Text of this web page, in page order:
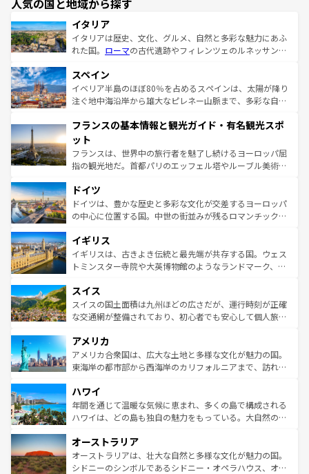
人気の国と地域から探す
イタリア
イタリアは歴史、文化、グルメ、自然と多彩な魅力にあふ
れた国。 ローマの古代遺跡やフィレンツェのルネッサンス
ろん、トスカーナの美しい田園風景やアマルフィ海岸の絶
景など、自然景観も見逃せない。観光の合間には、本場の
ピザやパスタなど、絶品のイタリア料理を堪能することも
ませてくれるイタリアで、忘れられない旅をしてみよう！
なお、新着のイタリア情報は
しい。
スペイン
イベリア半島のほぼ80％を占めるスペインは、太陽が降り
注ぐ地中海沿岸から雄大なピレネー山脈まで、多彩な自然
文化が根付くこの国では、情熱的なフラメンコ、熱気あふ
れる闘牛、そして美味しいタパスが生活の一部となってい
る。首都マドリードの洗練された雰囲気や、バルセロナの
アートに溢れた街角から、地方では古代ローマ遺跡や中世
せる。地方によって風土や気候が異なるスペインはその個
性で訪れる人を魅了する。 なお、新着のスペイン情報は コ
ンテンツ一覧を参照してほしい。
フランスの基本情報と観光ガイド・有名観光スポ
ット
フランスは、世界中の旅行者を魅了し続けるヨーロッパ屈
指の観光地だ。首都パリのエッフェル塔やルーブル美術館
で、幅広い魅力が詰まっている。華麗な宮殿、歴史的な大
聖堂、美しいビーチ、そして豊かな自然が、訪れる者を心
から魅了する。また、フランスは美食の国としても知ら
いる。シャンパンの発祥地であるランス、プロヴァンスの
香り高いラベンダー畑など、多彩な楽しみ方が可能だ。さ
らに、パリ以外の地域にも魅力が溢れており、どの街角に
れる地方に足を運ぶとそれぞれで全く異なる文化を体験で
きるだろう。 なお、新着のフランス情報はコンテンツ一覧
を参照してほしい。
ドイツ
ドイツは、豊かな歴史と多彩な文化が交差するヨーロッパ
の中心に位置する国。中世の街並みが残るロマンチック街
顔を持つこの国は、どこを歩いても飽きることがない。ベ
ルリンの文化的活気、バイエルン州のアルプスの絶景、そ
してライン川沿いのワイン畑といった風景は必見。ビール
は、お酒好きな人にはぜひ体験してほしい。 なお、新着の
ドイツ情報はコンテンツ一覧を参照してほしい。
イギリス
イギリスは、古きよき伝統と最先端が共存する国。ウェス
トミンスター寺院や大英博物館のようなランドマーク、歴
リアごとに異なる魅力がある。また、優雅なアフタヌーン
ティー、ビール好きにはたまらない英国パブ、サッカー観
戦など、本場だからこそできる体験も豊富。イギリスを旅
ンツ一覧を参照してほしい。
スイス
スイスの国土面積は九州ほどの広さだが、運行時刻が正確
な交通網が整備されており、初心者でも安心して個人旅行
の建物がそのまま残る町や、スイスならではのユニークな
博物館もあり、アルプス観光だけでなく町歩きも満喫する
ことができる。国民の所得が高いため物価も高いが、旅行
ば市内交通費無料で観光を楽しむこともできる。 なお、新
着のスイス情報はコンテンツ一覧 を参照してほしい。
アメリカ
アメリカ合衆国は、広大な土地と多様な文化が魅力の国。
東海岸の都市部から西海岸のカリフォルニアまで、訪れる
のような巨大都市は、観光、ショッピング、エンターテイ
ンメントが詰まった刺激的なスポットだ。一方、アメリカ
西部には大自然が広がり、グランドキャニオンやイエロー
部のニューオーリンズでは、音楽と美食が融合した独特の
文化が魅力。旅行者はアメリカの各地域で異なる魅力を楽
しみながら、その多様性と豊かな歴史を感じることができ
ハワイ
年間を通じて温暖な気候に恵まれ、多くの島で構成される
ハワイは、どの島も独自の魅力をもっている。大自然の神
ワイ島は見逃せない。また、定番の観光地といえばオアフ
島だが、静かな自然を求めるならマウイ島やカウアイ島が
おすすめ。エメラルドグリーンに輝く海をはじめ、豊かな
オーストラリア
オーストラリアは、壮大な自然と多様な文化が魅力の国。
シドニーのシンボルであるシドニー・オペラハウス、オー